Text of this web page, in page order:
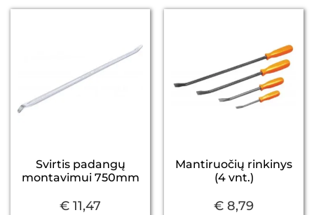
Svirtis padangų
montavimui 750mm
€ 11,47
Mantiruočių rinkinys
(4 vnt.)
€ 8,79